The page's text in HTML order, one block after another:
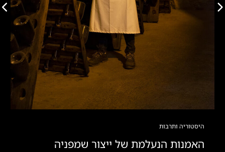
היסטוריה ותרבות
האמנות הנעלמת של ייצור שמפניה